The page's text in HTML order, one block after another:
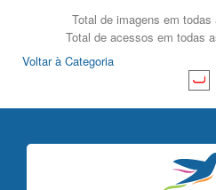
Total de imagens em
Total de acessos em todas
Voltar à Categoria